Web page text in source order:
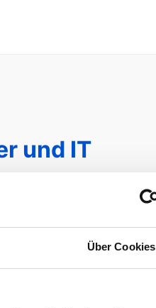
Über Cookies
und IT